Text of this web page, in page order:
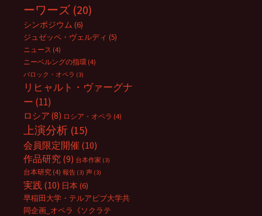
ーワーズ (20)
シンポジウム (6)
ジュゼッペ・ヴェルディ (5)
ニュース (4)
ニーベルングの指環 (4)
バロック・オペラ (3)
リヒャルト・ヴァーグナ
ー (11)
ロシア (8) ロシア・オペラ (4)
上演分析 (15)
会員限定開催 (10)
作品研究 (9) 台本作家 (3)
台本研究 (4) 報告 (3) 声 (3)
実践 (10) 日本 (6)
早稲田大学・テルアビブ大学共
同企画_オペラ《ソクラテ